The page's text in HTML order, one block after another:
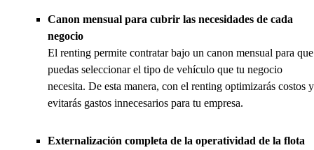
Canon mensual para cubrir las necesidades de cada
negocio
El renting permite contratar bajo un canon mensual para que
puedas seleccionar el tipo de vehículo que tu negocio
necesita. De esta manera, con el renting optimizarás costos y
evitarás gastos innecesarios para tu empresa.
Externalización completa de la operatividad de la flota